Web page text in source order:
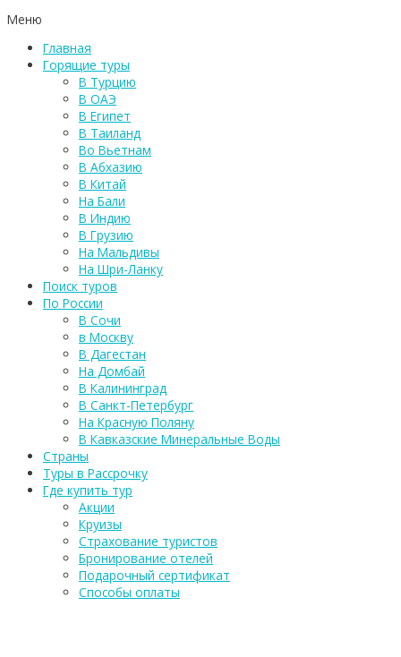
Меню
Главная
Горящие туры
В Турцию
В ОАЭ
В Египет
В Таиланд
Во Вьетнам
В Абхазию
В Китай
На Бали
В Индию
В Грузию
На Мальдивы
На Шри-Ланку
Поиск туров
По России
В Сочи
в Москву
В Дагестан
На Домбай
В Калининград
В Санкт-Петербург
На Красную Поляну
В Кавказские Минеральные Воды
Страны
Туры в Рассрочку
Где купить тур
Акции
Круизы
Страхование туристов
Бронирование отелей
Подарочный сертификат
Способы оплаты